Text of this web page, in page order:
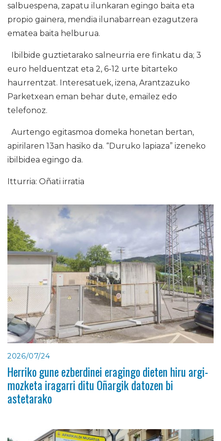
salbuespena, zapatu ilunkaran egingo baita eta
propio gainera, mendia ilunabarrean ezagutzera
ematea baita helburua.
Ibilbide guztietarako salneurria ere finkatu da; 3
euro helduentzat eta 2, 6-12 urte bitarteko
haurrentzat. Interesatuek, izena, Arantzazuko
Parketxean eman behar dute, emailez edo
telefonoz.
Aurtengo egitasmoa domeka honetan bertan,
apirilaren 13an hasiko da. “Duruko lapiaza” izeneko
ibilbidea egingo da.
Itturria: Oñati irratia
2026/07/24
Herriko gune ezberdinei eragingo dieten hiru argi-
mozketa iragarri ditu Oñargik datozen bi
astetarako